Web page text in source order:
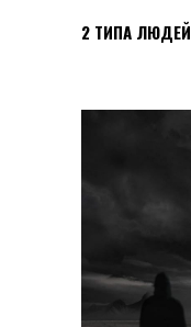
2 ТИПА ЛЮДЕЙ